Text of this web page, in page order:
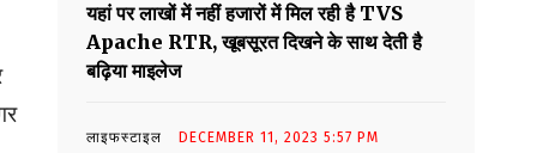
यहां पर लाखों में नहीं हजारों में मिल रही है TVS
Apache RTR, खूबसूरत दिखने के साथ देती है
बढ़िया माइलेज
लाइफस्टाइल DECEMBER 11, 2023 5:57 PM